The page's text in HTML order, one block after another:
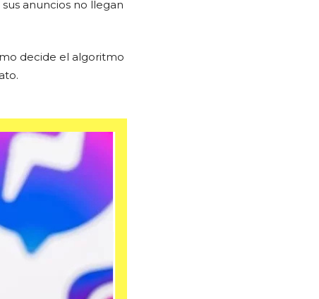
anuncios no llegan
decide el algoritmo